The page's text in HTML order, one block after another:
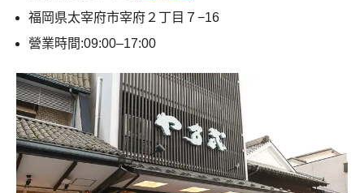
福岡県太宰府市宰府２丁目７−16
營業時間:09:00–17:00